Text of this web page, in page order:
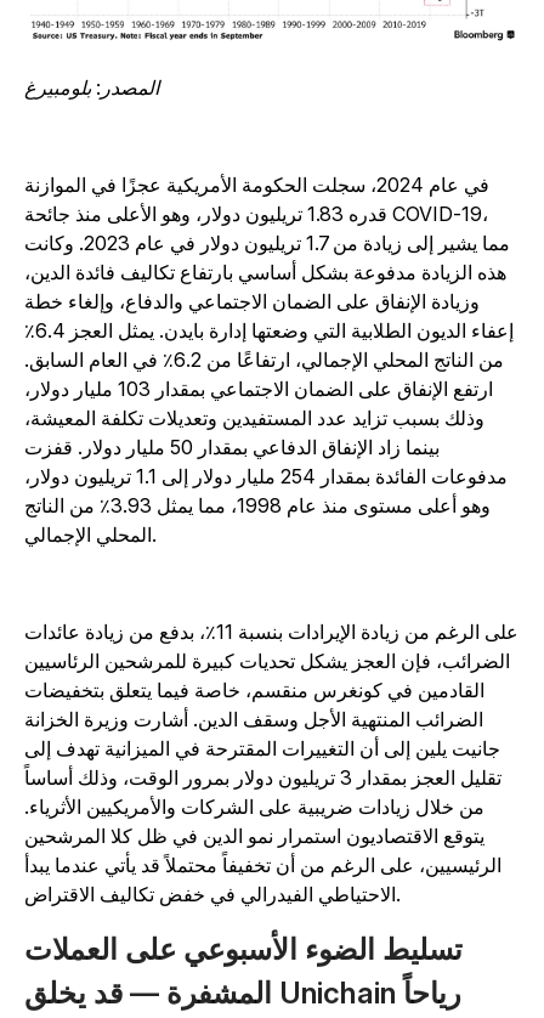
المصدر: بلومبيرغ
في عام 2024، سجلت الحكومة الأمريكية عجزًا في الموازنة
قدره 1.83 تريليون دولار، وهو الأعلى منذ جائحة COVID-19،
مما يشير إلى زيادة من 1.7 تريليون دولار في عام 2023. وكانت
هذه الزيادة مدفوعة بشكل أساسي بارتفاع تكاليف فائدة الدين،
وزيادة الإنفاق على الضمان الاجتماعي والدفاع، وإلغاء خطة
إعفاء الديون الطلابية التي وضعتها إدارة بايدن. يمثل العجز 6.4٪
من الناتج المحلي الإجمالي، ارتفاعًا من 6.2٪ في العام السابق.
ارتفع الإنفاق على الضمان الاجتماعي بمقدار 103 مليار دولار،
وذلك بسبب تزايد عدد المستفيدين وتعديلات تكلفة المعيشة،
بينما زاد الإنفاق الدفاعي بمقدار 50 مليار دولار. قفزت
مدفوعات الفائدة بمقدار 254 مليار دولار إلى 1.1 تريليون دولار،
وهو أعلى مستوى منذ عام 1998، مما يمثل 3.93٪ من الناتج
على الرغم من زيادة الإيرادات بنسبة 11٪، بدفع من زيادة عائدات
الضرائب، فإن العجز يشكل تحديات كبيرة للمرشحين الرئاسيين
القادمين في كونغرس منقسم، خاصة فيما يتعلق بتخفيضات
الضرائب المنتهية الأجل وسقف الدين. أشارت وزيرة الخزانة
جانيت يلين إلى أن التغييرات المقترحة في الميزانية تهدف إلى
تقليل العجز بمقدار 3 تريليون دولار بمرور الوقت، وذلك أساساً
من خلال زيادات ضريبية على الشركات والأمريكيين الأثرياء.
يتوقع الاقتصاديون استمرار نمو الدين في ظل كلا المرشحين
الرئيسيين، على الرغم من أن تخفيفاً محتملاً قد يأتي عندما يبدأ
تسليط الضوء الأسبوعي على العملات
المشفرة — قد يخلق Unichain رياحاً